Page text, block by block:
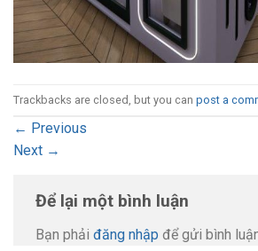
Trackbacks are closed, but you can post a
← Previous
Next →
Để lại một bình luận
Bạn phải đăng nhập để gửi bình